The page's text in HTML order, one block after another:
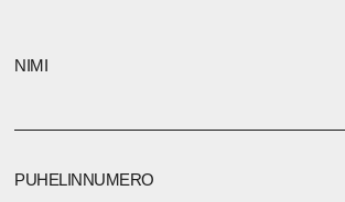
NIMI
PUHELINNUMERO